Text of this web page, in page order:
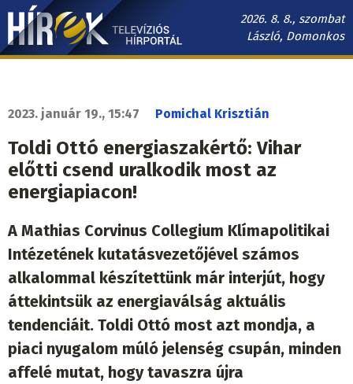
Ugrás
tartalomra
2026. 8. 8., szombat
László, Domonkos
Hírek.sk
navigáció
2023. január 19., 15:47 Pomichal Krisztián
Toldi Ottó energiaszakértő: Vihar
előtti csend uralkodik most az
energiapiacon!
A Mathias Corvinus Collegium Klímapolitikai
Intézetének kutatásvezetőjével számos
alkalommal készítettünk már interjút, hogy
áttekintsük az energiaválság aktuális
tendenciáit. Toldi Ottó most azt mondja, a
piaci nyugalom múló jelenség csupán, minden
affelé mutat, hogy tavaszra újra